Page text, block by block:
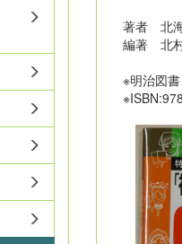
著者 北海
編著 北村
※明治図